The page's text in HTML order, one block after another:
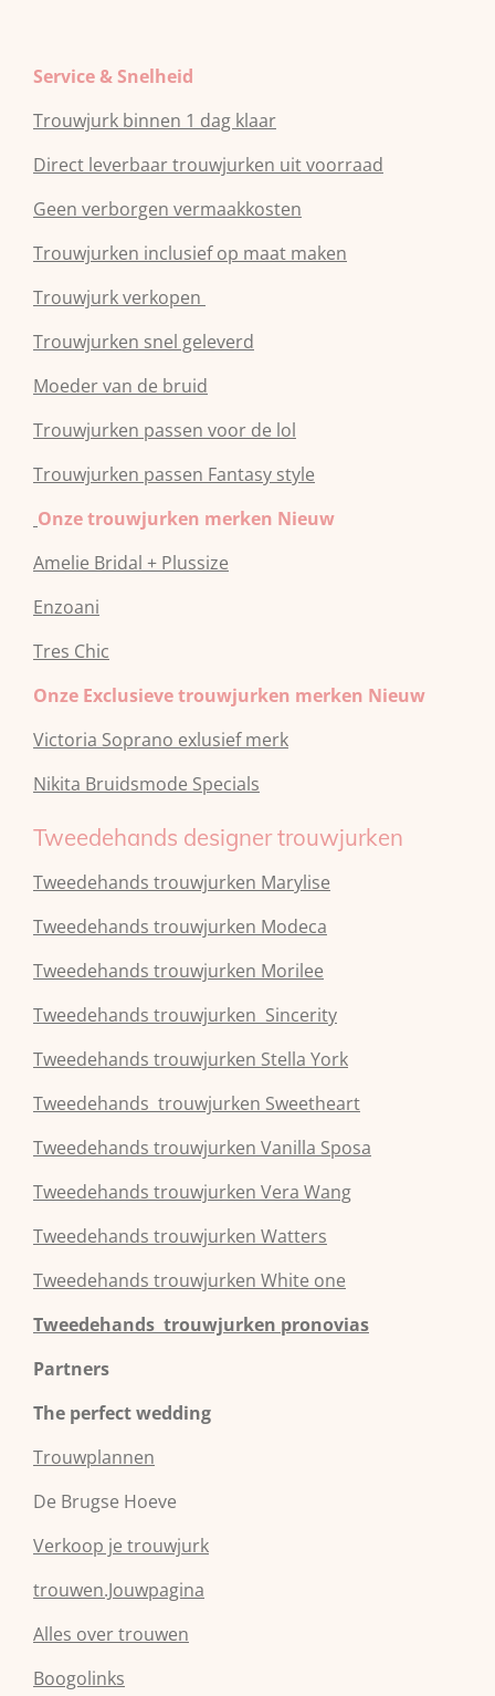
Service & Snelheid
Trouwjurk binnen 1 dag klaar
Direct leverbaar trouwjurken uit voorraad
Geen verborgen vermaakkosten
Trouwjurken inclusief op maat maken
Trouwjurk verkopen
Trouwjurken snel geleverd
Moeder van de bruid
Trouwjurken passen voor de lol
Trouwjurken passen Fantasy style
Onze trouwjurken merken Nieuw
Amelie Bridal + Plussize
Enzoani
Tres Chic
Onze Exclusieve trouwjurken merken Nieuw
Victoria Soprano exlusief merk
Nikita Bruidsmode Specials
Tweedehands designer trouwjurken
Tweedehands trouwjurken Marylise
Tweedehands trouwjurken Modeca
Tweedehands trouwjurken Morilee
Tweedehands trouwjurken Sincerity
Tweedehands trouwjurken Stella York
Tweedehands trouwjurken Sweetheart
Tweedehands trouwjurken Vanilla Sposa
Tweedehands trouwjurken Vera Wang
Tweedehands trouwjurken Watters
Tweedehands trouwjurken White one
Tweedehands trouwjurken pronovias
Partners
The perfect wedding
Trouwplannen
De Brugse Hoeve
Verkoop je trouwjurk
trouwen.Jouwpagina
Alles over trouwen
Boogolinks